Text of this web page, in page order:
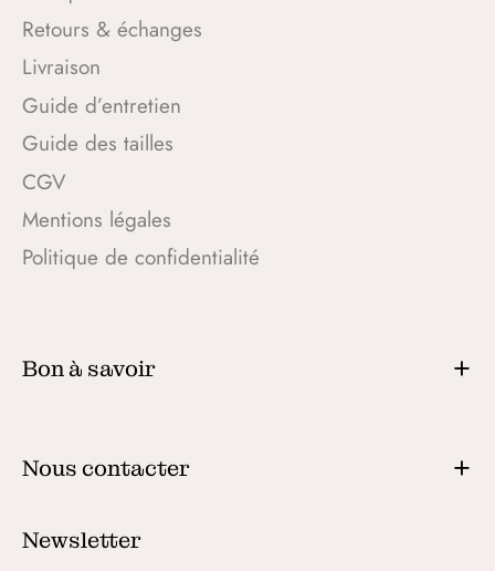
Retours & échanges
Livraison
Guide d’entretien
Guide des tailles
CGV
Mentions légales
Politique de confidentialité
Bon à savoir
Nous contacter
Newsletter